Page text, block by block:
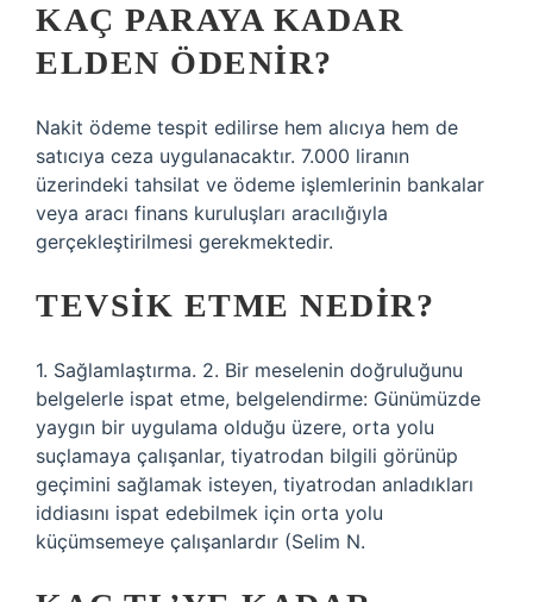
KAÇ PARAYA KADAR
ELDEN ÖDENIR?
Nakit ödeme tespit edilirse hem alıcıya hem de
satıcıya ceza uygulanacaktır. 7.000 liranın
üzerindeki tahsilat ve ödeme işlemlerinin bankalar
veya aracı finans kuruluşları aracılığıyla
gerçekleştirilmesi gerekmektedir.
TEVSIK ETME NEDIR?
1. Sağlamlaştırma. 2. Bir meselenin doğruluğunu
belgelerle ispat etme, belgelendirme: Günümüzde
yaygın bir uygulama olduğu üzere, orta yolu
suçlamaya çalışanlar, tiyatrodan bilgili görünüp
geçimini sağlamak isteyen, tiyatrodan anladıkları
iddiasını ispat edebilmek için orta yolu
küçümsemeye çalışanlardır (Selim N.